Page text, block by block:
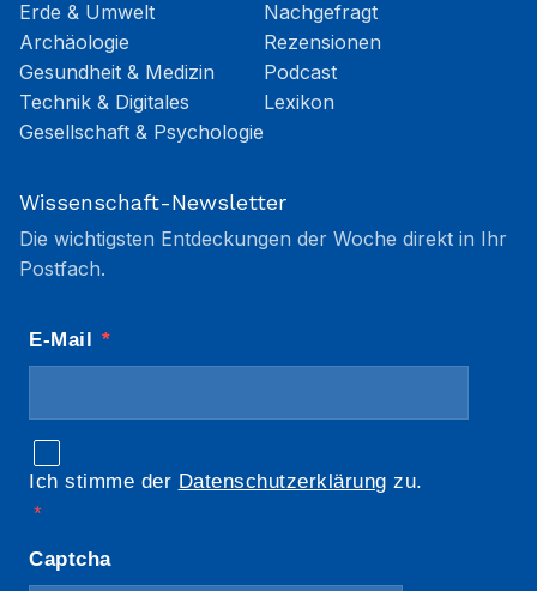
Erde & Umwelt
Archäologie
Gesundheit & Medizin
Technik & Digitales
Gesellschaft & Psychologie
Nachgefragt
Rezensionen
Podcast
Lexikon
Wissenschaft-Newsletter
Die wichtigsten Entdeckungen der Woche direkt in Ihr
Postfach.